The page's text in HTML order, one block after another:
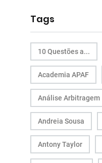
Tags
10 Questões a...
Academia APAF
Análise Arbitragem
Andreia Sousa
Antony Taylor